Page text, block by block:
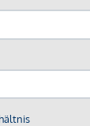
12A, 13A
zur
bei